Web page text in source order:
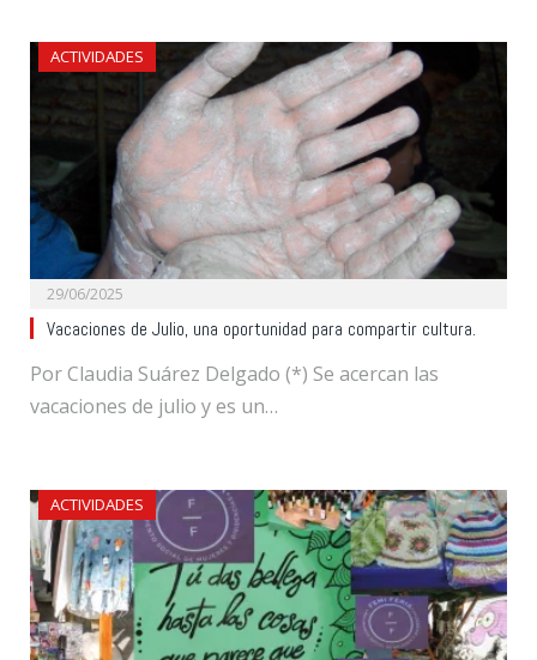
ACTIVIDADES
29/06/2025
Vacaciones de Julio, una oportunidad para compartir cultura.
Por Claudia Suárez Delgado (*) Se acercan las
vacaciones de julio y es un…
ACTIVIDADES